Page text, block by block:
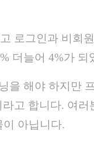
로그인과 비회
더늘어 4%가 되
해야 하지만
고 합니다. 여
이 아닙니다.